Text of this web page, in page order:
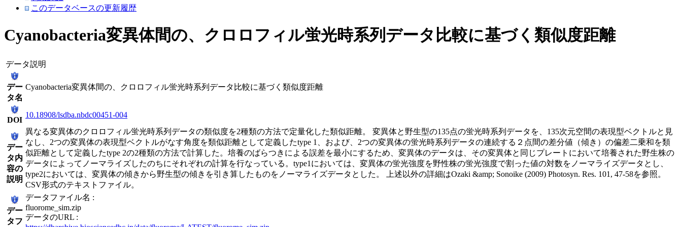
このデータベースの更新履歴
Cyanobacteria変異体間の、クロロフィル蛍光時系列データ比較に基づく類似度距離
データ説明
デー
タ名
Cyanobacteria変異体間の、クロロフィル蛍光時系列データ比較に基づく類似度距離
DOI
10.18908/lsdba.nbdc00451-004
デー
タ内
容の
説明
異なる変異体のクロロフィル蛍光時系列データの類似度を2種類の方法で定量化した類似距離。 変異体と野生型の135点の蛍光時系列データを、135次元空間の表現型ベクトルと見
なし、2つの変異体の表現型ベクトルがなす角度を類似距離として定義したtype 1、および、2つの変異体の蛍光時系列データの連続する２点間の差分値（傾き）の偏差二乗和を類
似距離として定義したtype 2の2種類の方法で計算した。培養のばらつきによる誤差を最小にするため、変異体のデータは、その変異体と同じプレートにおいて培養された野生株の
データによってノーマライズしたのちにそれぞれの計算を行なっている。type1においては、変異体の蛍光強度を野性株の蛍光強度で割った値の対数をノーマライズデータとし、
type2においては、変異体の傾きから野生型の傾きを引き算したものをノーマライズデータとした。 上述以外の詳細はOzaki &amp; Sonoike (2009) Photosyn. Res. 101, 47-58を参照。
CSV形式のテキストファイル。
デー
タフ
データファイル名 :
fluorome_sim.zip
データのURL :